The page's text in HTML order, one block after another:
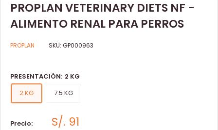
PROPLAN VETERINARY DIETS NF -
ALIMENTO RENAL PARA PERROS
PROPLAN SKU: GP000963
PRESENTACIÓN: 2 KG
2 KG
7.5 KG
Precio: S/. 91